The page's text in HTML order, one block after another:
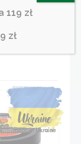
119 zł
zł